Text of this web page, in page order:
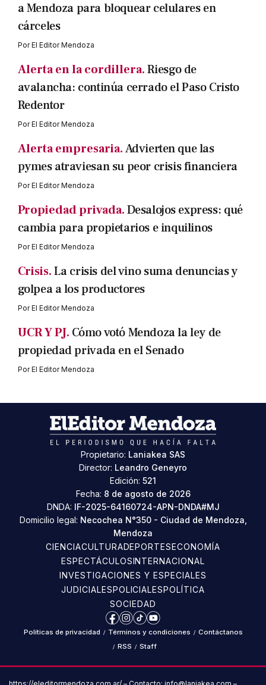
a Mendoza para bloquear celulares en
cárceles
PorEl Editor Mendoza
Alerta en la cordillera.Riesgo de
avalancha: continúa cerrado el Paso Cristo
Redentor
PorEl Editor Mendoza
Alerta empresaria.Advierten que las
pymes atraviesan su peor crisis financiera
PorEl Editor Mendoza
Propiedad privada.Desalojos express: qué
cambia para propietarios e inquilinos
PorEl Editor Mendoza
Crisis.La crisis del vino suma denuncias y
golpea a los productores
PorEl Editor Mendoza
UCR Y PJ. Cómo votó Mendoza la ley de
propiedad privada en el Senado
PorEl Editor Mendoza
Propietario: Laniakea SAS
Director: Leandro Geneyro
Edición: 521
Fecha: 8 de agosto de 2026
DNDA: IF-2025-64160724-APN-DNDA#MJ
Domicilio legal: Necochea N°350 - Ciudad de Mendoza,
Mendoza
CIENCIACULTURADEPORTESECONOMÍA
ESPECTÁCULOSINTERNACIONAL
INVESTIGACIONES Y ESPECIALES
JUDICIALESPOLICIALESPOLÍTICA
SOCIEDAD
Facebook
Instagram
TikTokYouTube
Políticas de privacidad / Términos y condiciones / Contáctanos
/ RSS / Staff